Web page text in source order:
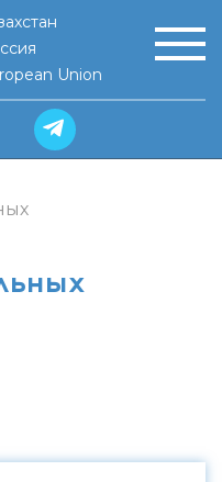
Union